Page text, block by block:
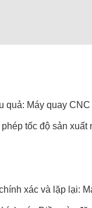
quả: Máy quay
phép tốc độ sản
xác và lặp lại: